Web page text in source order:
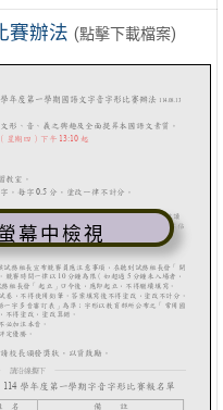
賽辦法 (點擊下載檔案)
幕中檢視